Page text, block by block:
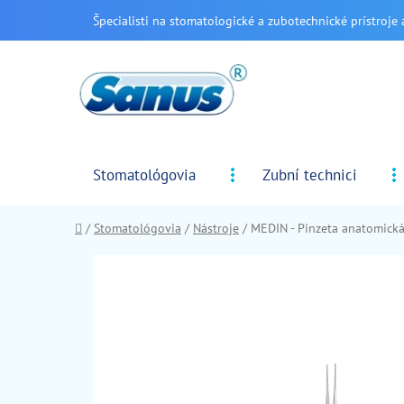
Špecialisti na stomatologické a zubotechnické prístroje
Stomatológovia Zubní technici
Domov
/ Stomatológovia / Nástroje / MEDIN - Pinzeta